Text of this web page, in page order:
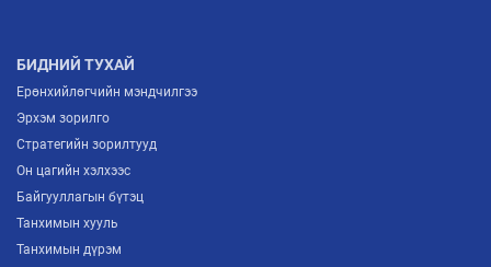
БИДНИЙ ТУХАЙ
Ерөнхийлөгчийн мэндчилгээ
Эрхэм зорилго
Стратегийн зорилтууд
Он цагийн хэлхээс
Байгууллагын бүтэц
Танхимын хууль
Танхимын дүрэм